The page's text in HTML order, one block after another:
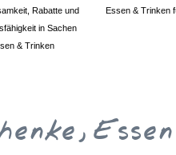
Rabatte und
in Sachen
& Trinken
Essen & Trinken